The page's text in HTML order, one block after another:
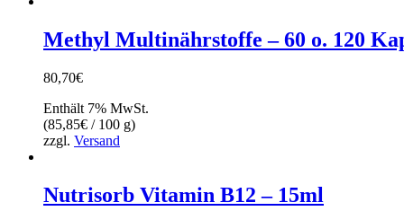
Methyl Multinährstoffe – 60 o. 120
80,70€
Enthält 7% MwSt.
(85,85€ / 100 g)
zzgl. Versand
Nutrisorb Vitamin B12 – 15ml